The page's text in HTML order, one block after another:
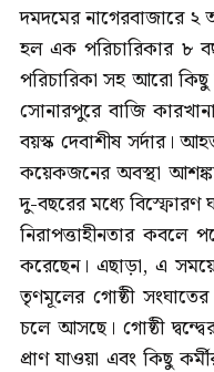
দমদমের নাগেরবাজারে
হল এক পরিচারিকার ৮
পরিচারিকা সহ আরো
সোনারপুরে বাজি
বয়স্ক দেবাশীষ সর্দার।
কয়েকজনের অবস্থা
দু-বছরের মধ্যে বিস্ফোরণ
নিরাপত্তাহীনতার কবলে
করেছেন। এছাড়া, এ
তৃণমূলের গোষ্ঠী সংঘাতের
চলে আসছে। গোষ্ঠী
প্রাণ যাওয়া এবং কিছু